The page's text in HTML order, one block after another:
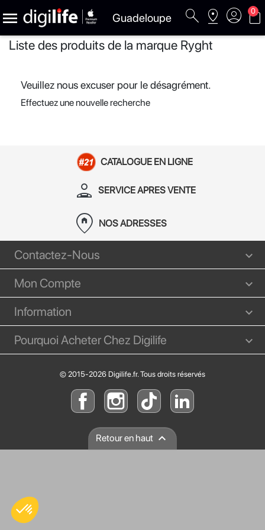
 Guadeloupe search pin_drop account_circle shopping_bag
0
Liste des produits de la marque Ryght
Veuillez nous excuser pour le désagrément.
Effectuez une nouvelle recherche
CATALOGUE EN LIGNE
person_apron SERVICE APRES VENTE
home_pin NOS ADRESSES
Contactez-Nous
Mon Compte
Information
Pourquoi Acheter Chez Digilife
© 2015-2026 Digilife.fr. Tous droits réservés
Retour en haut 